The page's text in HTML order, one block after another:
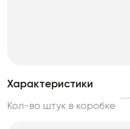
Характеристики
Кол-во штук в коробке